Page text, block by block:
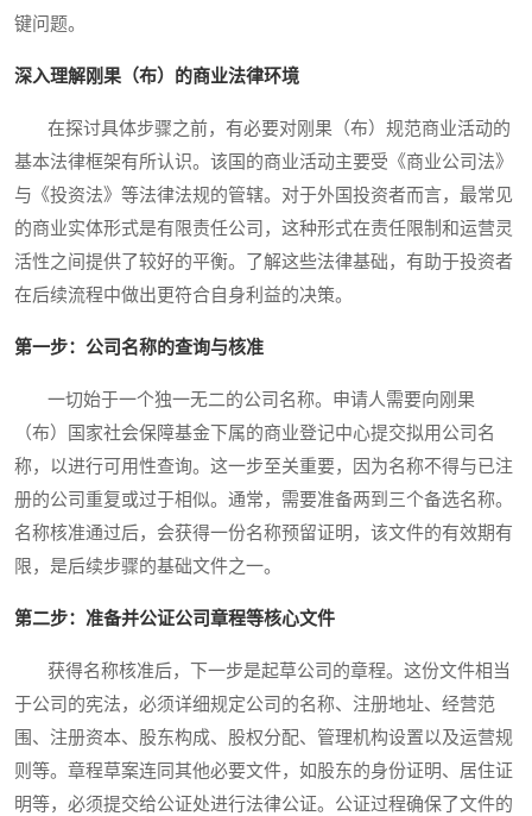
键问题。
深入理解刚果（布）的商业法律环境
在探讨具体步骤之前，有必要对刚果（布）规范商业活动的
基本法律框架有所认识。该国的商业活动主要受《商业公司法》
与《投资法》等法律法规的管辖。对于外国投资者而言，最常见
的商业实体形式是有限责任公司，这种形式在责任限制和运营灵
活性之间提供了较好的平衡。了解这些法律基础，有助于投资者
在后续流程中做出更符合自身利益的决策。
第一步：公司名称的查询与核准
一切始于一个独一无二的公司名称。申请人需要向刚果
（布）国家社会保障基金下属的商业登记中心提交拟用公司名
称，以进行可用性查询。这一步至关重要，因为名称不得与已注
册的公司重复或过于相似。通常，需要准备两到三个备选名称。
名称核准通过后，会获得一份名称预留证明，该文件的有效期有
限，是后续步骤的基础文件之一。
第二步：准备并公证公司章程等核心文件
获得名称核准后，下一步是起草公司的章程。这份文件相当
于公司的宪法，必须详细规定公司的名称、注册地址、经营范
围、注册资本、股东构成、股权分配、管理机构设置以及运营规
则等。章程草案连同其他必要文件，如股东的身份证明、居住证
明等，必须提交给公证处进行法律公证。公证过程确保了文件的